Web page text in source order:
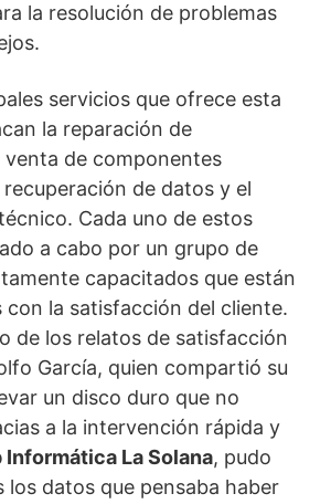
la resolución de problemas
servicios que ofrece esta
la reparación de
venta de componentes
de datos y el
Cada uno de estos
a cabo por un grupo de
capacitados que están
la satisfacción del cliente.
de los relatos de satisfacción
García, quien compartió su
un disco duro que no
a la intervención rápida y
Informática La Solana, pudo
los datos que pensaba haber